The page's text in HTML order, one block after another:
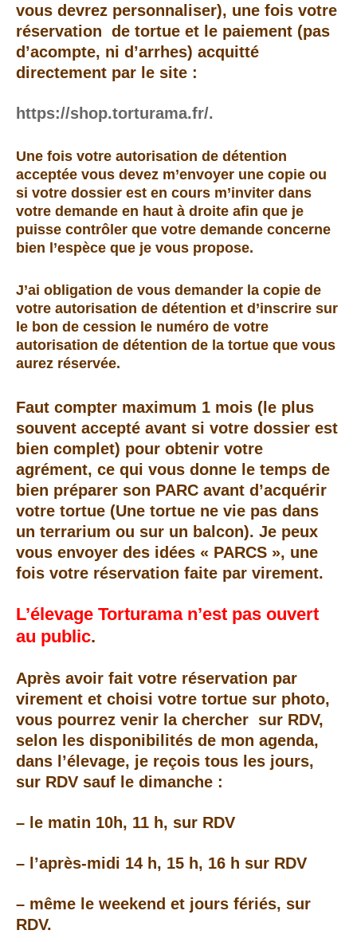
vous devrez personnaliser), une fois votre
réservation de tortue et le paiement (pas
d’acompte, ni d’arrhes) acquitté
directement par le site :
https://shop.torturama.fr/.
Une fois votre autorisation de détention
acceptée vous devez m’envoyer une copie ou
si votre dossier est en cours m’inviter dans
votre demande en haut à droite afin que je
puisse contrôler que votre demande concerne
bien l’espèce que je vous propose.
J’ai obligation de vous demander la copie de
votre autorisation de détention et d’inscrire sur
le bon de cession le numéro de votre
autorisation de détention de la tortue que vous
aurez réservée.
Faut compter maximum 1 mois (le plus
souvent accepté avant si votre dossier est
bien complet) pour obtenir votre
agrément, ce qui vous donne le temps de
bien préparer son PARC avant d’acquérir
votre tortue (Une tortue ne vie pas dans
un terrarium ou sur un balcon). Je peux
vous envoyer des idées « PARCS », une
fois votre réservation faite par virement.
L’élevage Torturama n’est pas ouvert
au public.
Après avoir fait votre réservation par
virement et choisi votre tortue sur photo,
vous pourrez venir la chercher sur RDV,
selon les disponibilités de mon agenda,
dans l’élevage, je reçois tous les jours,
sur RDV sauf le dimanche :
– le matin 10h, 11 h, sur RDV
– l’après-midi 14 h, 15 h, 16 h sur RDV
– même le weekend et jours fériés, sur
RDV.